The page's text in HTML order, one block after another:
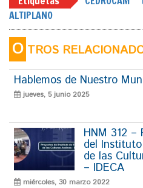
ALTIPLANO
O TROS
Hablemos de Nuestro
jueves, 5 junio 2025
HNM 312 –
del
de las
– IDECA
miércoles, 30 marzo 2022